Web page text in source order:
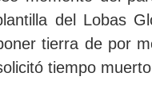
del Lobas
tierra de por
tiempo